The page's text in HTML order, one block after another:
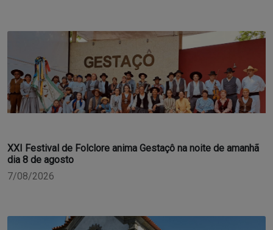
XXI Festival de Folclore anima Gestaçô na noite de amanhã
dia 8 de agosto
7/08/2026